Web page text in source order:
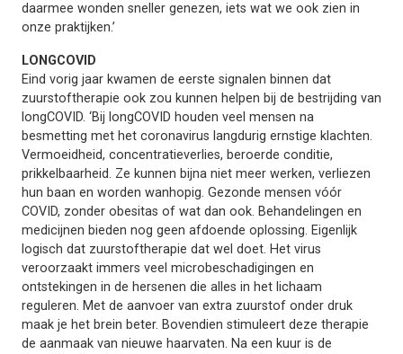
daarmee wonden sneller genezen, iets wat we ook zien in
onze praktijken.’
LONGCOVID
Eind vorig jaar kwamen de eerste signalen binnen dat
zuurstoftherapie ook zou kunnen helpen bij de bestrijding van
longCOVID. ‘Bij longCOVID houden veel mensen na
besmetting met het coronavirus langdurig ernstige klachten.
Vermoeidheid, concentratieverlies, beroerde conditie,
prikkelbaarheid. Ze kunnen bijna niet meer werken, verliezen
hun baan en worden wanhopig. Gezonde mensen vóór
COVID, zonder obesitas of wat dan ook. Behandelingen en
medicijnen bieden nog geen afdoende oplossing. Eigenlijk
logisch dat zuurstoftherapie dat wel doet. Het virus
veroorzaakt immers veel microbeschadigingen en
ontstekingen in de hersenen die alles in het lichaam
reguleren. Met de aanvoer van extra zuurstof onder druk
maak je het brein beter. Bovendien stimuleert deze therapie
de aanmaak van nieuwe haarvaten. Na een kuur is de